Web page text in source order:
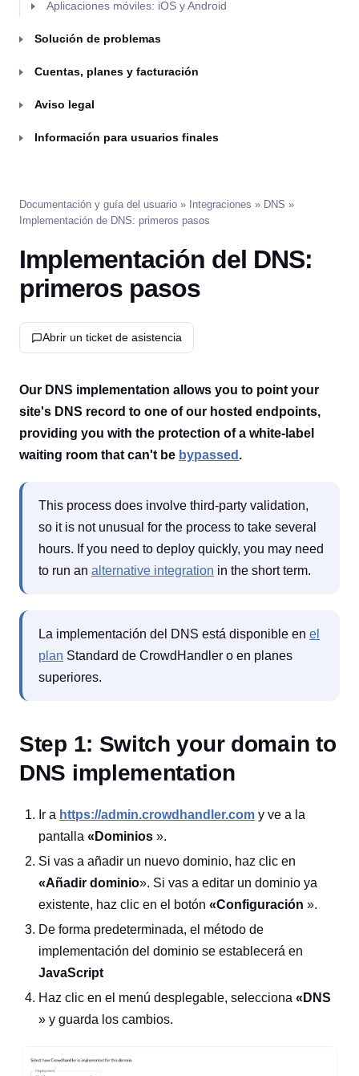
Aplicaciones móviles: iOS y Android
Solución de problemas
Cuentas, planes y facturación
Aviso legal
Información para usuarios finales
Documentación y guía del usuario » Integraciones » DNS »
Implementación de DNS: primeros pasos
Implementación del DNS:
primeros pasos
Abrir un ticket de asistencia
Our DNS implementation allows you to point your
site's DNS record to one of our hosted endpoints,
providing you with the protection of a white-label
waiting room that can't be bypassed .
This process does involve third-party validation,
so it is not unusual for the process to take several
hours. If you need to deploy quickly, you may need
to run an alternative integration in the short term.
La implementación del DNS está disponible en el
plan Standard de CrowdHandler o en planes
superiores.
Step 1: Switch your domain to
DNS implementation
Ir a https://admin.crowdhandler.com y ve a la
pantalla «Dominios ».
Si vas a añadir un nuevo dominio, haz clic en
«Añadir dominio». Si vas a editar un dominio ya
existente, haz clic en el botón «Configuración ».
De forma predeterminada, el método de
implementación del dominio se establecerá en
JavaScript
Haz clic en el menú desplegable, selecciona «DNS
» y guarda los cambios.